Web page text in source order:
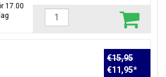
17.00
€15,95
€11,95*